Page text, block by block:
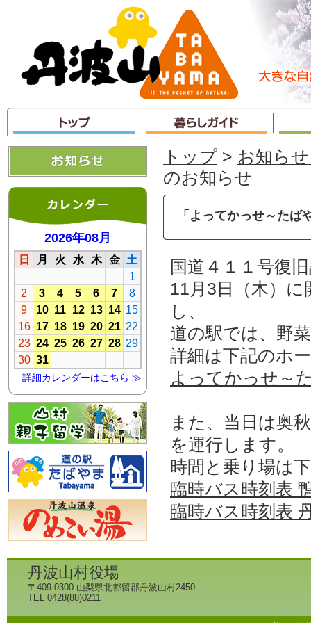
ャ
ン
プ
トップ > お知ら
のお知らせ
「よってかっせ～たば
国道４１１号復
11月3日（木）
し、
道の駅では、野
詳細は下記のホ
よってかっせ～
また、当日は奥
を運行します。
時間と乗り場は
臨時バス時刻表
臨時バス時刻表
丹波山村役場
〒409-0300 山梨県北都留郡丹波山村2450
TEL 0428(88)0211